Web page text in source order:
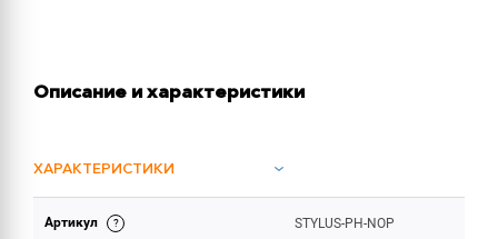
Описание и характеристики
ХАРАКТЕРИСТИКИ
ОБЪЕМ ПОСТАВКИ
Артикул STYLUS-PH-NOP